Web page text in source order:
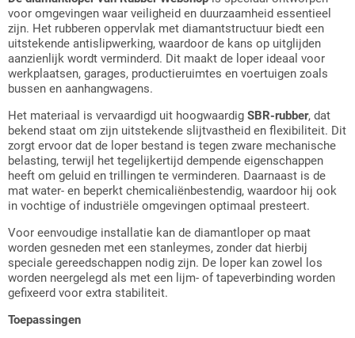
voor omgevingen waar veiligheid en duurzaamheid essentieel
zijn. Het rubberen oppervlak met diamantstructuur biedt een
uitstekende antislipwerking, waardoor de kans op uitglijden
aanzienlijk wordt verminderd. Dit maakt de loper ideaal voor
werkplaatsen, garages, productieruimtes en voertuigen zoals
bussen en aanhangwagens.
Het materiaal is vervaardigd uit hoogwaardig SBR-rubber, dat
bekend staat om zijn uitstekende slijtvastheid en flexibiliteit. Dit
zorgt ervoor dat de loper bestand is tegen zware mechanische
belasting, terwijl het tegelijkertijd dempende eigenschappen
heeft om geluid en trillingen te verminderen. Daarnaast is de
mat water- en beperkt chemicaliënbestendig, waardoor hij ook
in vochtige of industriële omgevingen optimaal presteert.
Voor eenvoudige installatie kan de diamantloper op maat
worden gesneden met een stanleymes, zonder dat hierbij
speciale gereedschappen nodig zijn. De loper kan zowel los
worden neergelegd als met een lijm- of tapeverbinding worden
gefixeerd voor extra stabiliteit.
Toepassingen